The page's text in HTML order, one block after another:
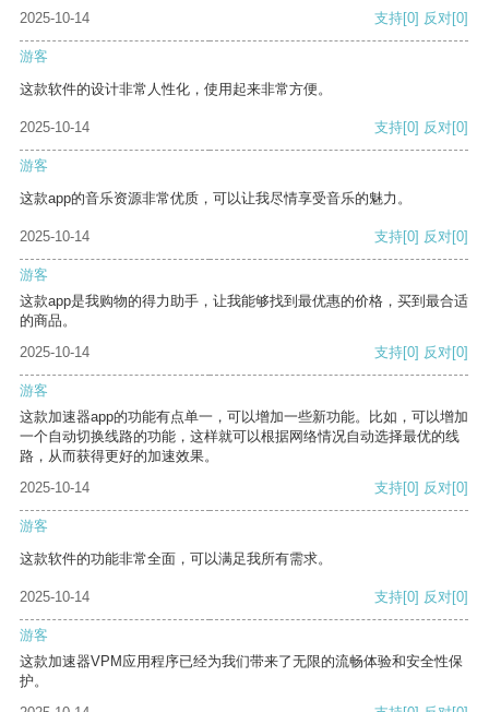
2025-10-14 支持[0] 反对[0]
游客
这款软件的设计非常人性化，使用起来非常方便。
2025-10-14 支持[0] 反对[0]
游客
这款app的音乐资源非常优质，可以让我尽情享受音乐的魅力。
2025-10-14 支持[0] 反对[0]
游客
这款app是我购物的得力助手，让我能够找到最优惠的价格，买到最合适
的商品。
2025-10-14
支持[0] 反对[0]
游客
这款加速器app的功能有点单一，可以增加一些新功能。比如，可以增加
一个自动切换线路的功能，这样就可以根据网络情况自动选择最优的线
路，从而获得更好的加速效果。
2025-10-14
支持[0] 反对[0]
游客
这款软件的功能非常全面，可以满足我所有需求。
2025-10-14 支持[0] 反对[0]
游客
这款加速器VPM应用程序已经为我们带来了无限的流畅体验和安全性保
护。